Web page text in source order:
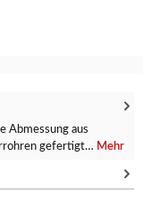
Abmessung aus
gefertigt… Mehr